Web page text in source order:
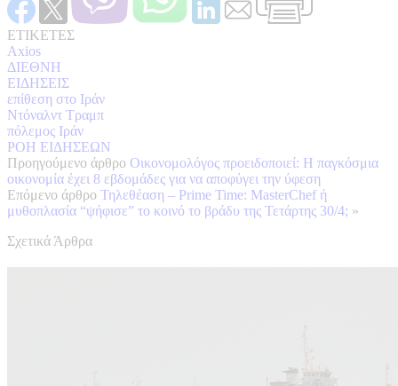
ΕΤΙΚΕΤΕΣ
Axios
ΔΙΕΘΝΗ
ΕΙΔΗΣΕΙΣ
επίθεση στο Ιράν
Ντόναλντ Τραμπ
πόλεμος Ιράν
ΡΟΗ ΕΙΔΗΣΕΩΝ
Προηγούμενο άρθρο Οικονομολόγος προειδοποιεί: Η παγκόσμια
οικονομία έχει 8 εβδομάδες για να αποφύγει την ύφεση
Επόμενο άρθρο Τηλεθέαση – Prime Time: MasterChef ή
μυθοπλασία “ψήφισε” το κοινό το βράδυ της Τετάρτης 30/4; »
Σχετικά Άρθρα